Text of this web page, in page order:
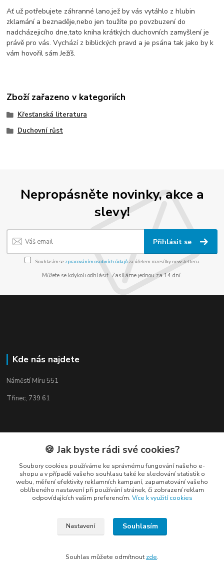
Ať už potřebujete záhranné lano,jež by vás vytáhlo z hlubin
zklamání a beznaděje,nebo jen toužíte po povzbuzení do
nadcházejicího dne,tato kniha krátkých duchovních zamyšlení je
právě pro vás. Vychází z biblických pravd a je psána tak jako by k
vám hovořil sám Ježíš.
Zboží zařazeno v kategoriích
Křesťanská literatura
Duchovní růst
Nepropásněte novinky, akce a
slevy!
Přihlásit se
Souhlasím se zpracováním osobních údajůza účelem rozesílky newsletteru.
Můžete se kdykoli odhlásit. Zasíláme jednou za 14 dní.
Kde nás najdete
Náměstí Míru 551
Třinec, 739 61
Kontakty
Petr Nedvídek
(Po-Pá, 9-16 hod.)
🍪 Jak byste rádi své cookies?
Soubory cookies používáme ke správnému fungování našeho e-
shopu a v případě vašeho souhlasu také ke sledování statistik o
webu, měření efektivity reklamních kampaní, zapamatování vašeho
oblíbeného nastavení při používání stránek, či zobrazení reklam
odpovídajících vašim preferencím. Více k využití cookies
Nastavení Souhlasím
Souhlas můžete odmítnout zde.